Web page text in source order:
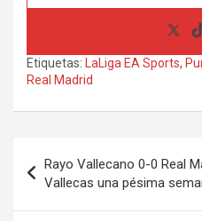
Etiquetas: LaLiga EA Sports,
Real Madrid
de
entradas
Rayo Vallecano 0-0 Real
Vallecas una pésima